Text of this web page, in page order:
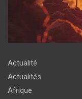
Actualité
Actualités
Afrique